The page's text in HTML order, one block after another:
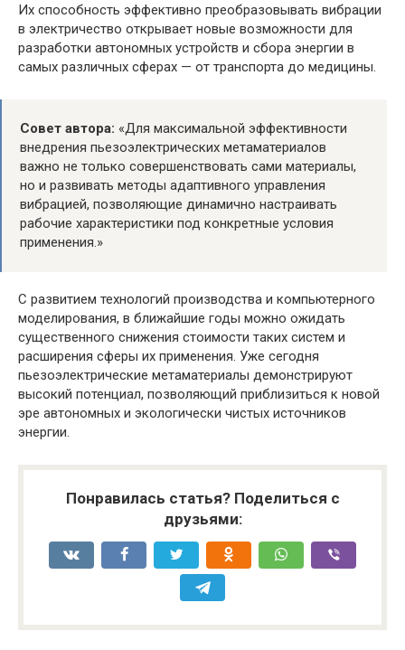
Их способность эффективно преобразовывать вибрации
в электричество открывает новые возможности для
разработки автономных устройств и сбора энергии в
самых различных сферах — от транспорта до медицины.
Совет автора: «Для максимальной эффективности
внедрения пьезоэлектрических метаматериалов
важно не только совершенствовать сами материалы,
но и развивать методы адаптивного управления
вибрацией, позволяющие динамично настраивать
рабочие характеристики под конкретные условия
применения.»
С развитием технологий производства и компьютерного
моделирования, в ближайшие годы можно ожидать
существенного снижения стоимости таких систем и
расширения сферы их применения. Уже сегодня
пьезоэлектрические метаматериалы демонстрируют
высокий потенциал, позволяющий приблизиться к новой
эре автономных и экологически чистых источников
энергии.
Понравилась статья? Поделиться с
друзьями: